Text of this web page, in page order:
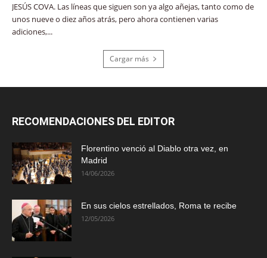
JESÚS COVA. Las líneas que siguen son ya algo añejas, tanto como de
unos nueve o diez años atrás, pero ahora contienen varias
adiciones,...
Cargar más
RECOMENDACIONES DEL EDITOR
Florentino venció al Diablo otra vez, en
Madrid
14/06/2026
En sus cielos estrellados, Roma te recibe
12/05/2026